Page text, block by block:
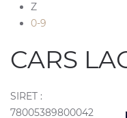
Z
0-9
CARS
SIRET :
78005389800042